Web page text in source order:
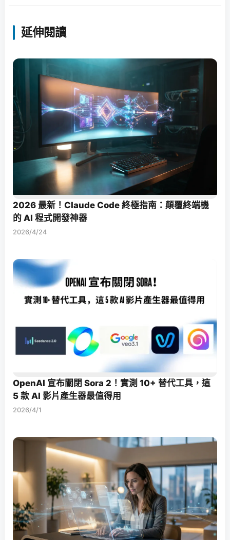
延伸閱讀
2026 最新！Claude Code 終極指南：顛覆終端機
的 AI 程式開發神器
2026/4/24
OpenAI 宣布關閉 Sora 2！實測 10+ 替代工具，這
5 款 AI 影片產生器最值得用
2026/4/1